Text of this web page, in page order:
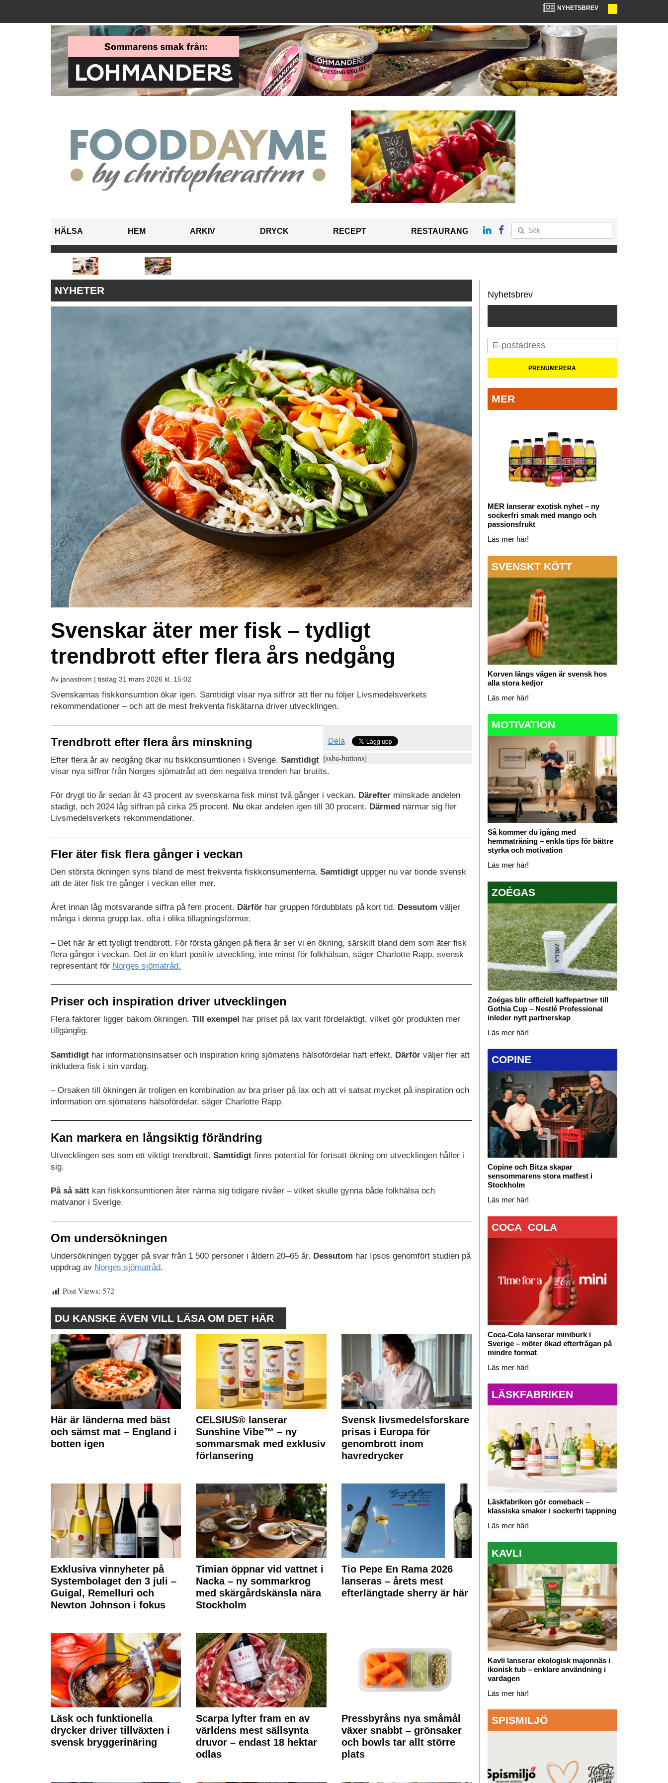
NYHETSBREV
HÄLSA HEM ARKIV DRYCK RECEPT RESTAURANG
NYHETER
Svenskar äter mer fisk – tydligt
trendbrott efter flera års nedgång
Av janastrom | tisdag 31 mars 2026 kl. 15:02
Svenskarnas fiskkonsumtion ökar igen. Samtidigt visar nya siffror att fler nu följer Livsmedelsverkets
rekommendationer – och att de mest frekventa fiskätarna driver utvecklingen.
Dela
[ssba-buttons]
Trendbrott efter flera års minskning
Efter flera år av nedgång ökar nu fiskkonsumtionen i Sverige. Samtidigt
visar nya siffror från Norges sjömatråd att den negativa trenden har brutits.
För drygt tio år sedan åt 43 procent av svenskarna fisk minst två gånger i veckan. Därefter minskade andelen
stadigt, och 2024 låg siffran på cirka 25 procent. Nu ökar andelen igen till 30 procent. Därmed närmar sig fler
Livsmedelsverkets rekommendationer.
Fler äter fisk flera gånger i veckan
Den största ökningen syns bland de mest frekventa fiskkonsumenterna. Samtidigt uppger nu var tionde svensk
att de äter fisk tre gånger i veckan eller mer.
Året innan låg motsvarande siffra på fem procent. Därför har gruppen fördubblats på kort tid. Dessutom väljer
många i denna grupp lax, ofta i olika tillagningsformer.
– Det här är ett tydligt trendbrott. För första gången på flera år ser vi en ökning, särskilt bland dem som äter fisk
flera gånger i veckan. Det är en klart positiv utveckling, inte minst för folkhälsan, säger Charlotte Rapp, svensk
representant för Norges sjömatråd.
Priser och inspiration driver utvecklingen
Flera faktorer ligger bakom ökningen. Till exempel
har priset på lax varit fördelaktigt, vilket gör produkten mer
tillgänglig.
Samtidigt har informationsinsatser och inspiration kring sjömatens hälsofördelar haft effekt. Därför väljer fler att
inkludera fisk i sin vardag.
– Orsaken till ökningen är troligen en kombination av bra priser på lax och att vi satsat mycket på inspiration och
information om sjömatens hälsofördelar, säger Charlotte Rapp.
Kan markera en långsiktig förändring
Utvecklingen ses som ett viktigt trendbrott. Samtidigt finns potential för fortsatt ökning om utvecklingen håller i
sig.
På så sätt kan fiskkonsumtionen åter närma sig tidigare nivåer – vilket skulle gynna både folkhälsa och
matvanor i Sverige.
Om undersökningen
Undersökningen bygger på svar från 1 500 personer i åldern 20–65 år. Dessutom har Ipsos genomfört studien på
uppdrag av Norges sjömatråd.
Post Views: 572
DU KANSKE ÄVEN VILL LÄSA OM DET HÄR
Här är länderna med bäst
och sämst mat – England i
botten igen
CELSIUS® lanserar
Sunshine Vibe™ – ny
sommarsmak med exklusiv
förlansering
Svensk livsmedelsforskare
prisas i Europa för
genombrott inom
havredrycker
Exklusiva vinnyheter på
Systembolaget den 3 juli –
Guigal, Remelluri och
Newton Johnson i fokus
Timian öppnar vid vattnet i
Nacka – ny sommarkrog
med skärgårdskänsla nära
Stockholm
Tio Pepe En Rama 2026
lanseras – årets mest
efterlängtade sherry är här
Läsk och funktionella
drycker driver tillväxten i
svensk bryggerinäring
Scarpa lyfter fram en av
världens mest sällsynta
druvor – endast 18 hektar
odlas
Pressbyråns nya småmål
växer snabbt – grönsaker
och bowls tar allt större
plats
Nyhetsbrev
MER
MER lanserar exotisk nyhet – ny
sockerfri smak med mango och
passionsfrukt
Läs mer här!
SVENSKT KÖTT
Korven längs vägen är svensk hos
alla stora kedjor
Läs mer här!
MOTIVATION
Så kommer du igång med
hemmaträning – enkla tips för bättre
styrka och motivation
Läs mer här!
ZOÉGAS
Zoégas blir officiell kaffepartner till
Gothia Cup – Nestlé Professional
inleder nytt partnerskap
Läs mer här!
COPINE
Copine och Bitza skapar
sensommarens stora matfest i
Stockholm
Läs mer här!
COCA_COLA
Coca-Cola lanserar miniburk i
Sverige – möter ökad efterfrågan på
mindre format
Läs mer här!
LÄSKFABRIKEN
Läskfabriken gör comeback –
klassiska smaker i sockerfri tappning
Läs mer här!
KAVLI
Kavli lanserar ekologisk majonnäs i
ikonisk tub – enklare användning i
vardagen
Läs mer här!
SPISMILJÖ